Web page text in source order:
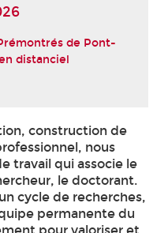
de Pont-
distanciel
construction de
nous
travail qui associe le
le doctorant.
cycle de recherches,
permanente du